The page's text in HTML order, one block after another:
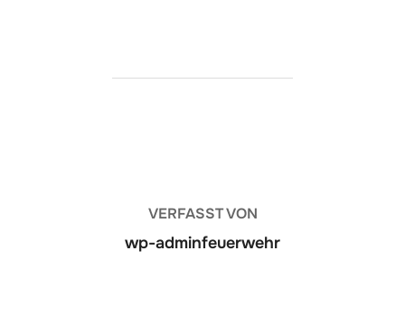
VERFASST VON
wp-adminfeuerwehr